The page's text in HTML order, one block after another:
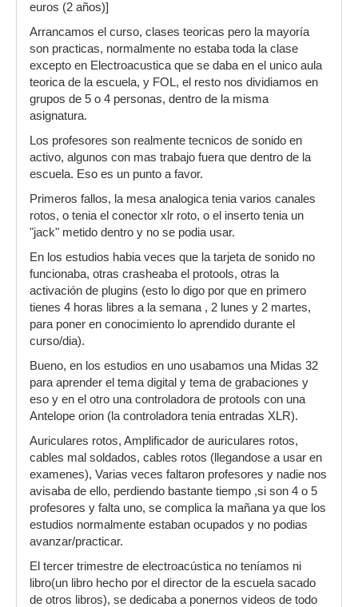
euros (2 años)]
Arrancamos el curso, clases teoricas pero la mayoría
son practicas, normalmente no estaba toda la clase
excepto en Electroacustica que se daba en el unico aula
teorica de la escuela, y FOL, el resto nos dividiamos en
grupos de 5 o 4 personas, dentro de la misma
asignatura.
Los profesores son realmente tecnicos de sonido en
activo, algunos con mas trabajo fuera que dentro de la
escuela. Eso es un punto a favor.
Primeros fallos, la mesa analogica tenia varios canales
rotos, o tenia el conector xlr roto, o el inserto tenia un
"jack" metido dentro y no se podia usar.
En los estudios habia veces que la tarjeta de sonido no
funcionaba, otras crasheaba el protools, otras la
activación de plugins (esto lo digo por que en primero
tienes 4 horas libres a la semana , 2 lunes y 2 martes,
para poner en conocimiento lo aprendido durante el
curso/dia).
Bueno, en los estudios en uno usabamos una Midas 32
para aprender el tema digital y tema de grabaciones y
eso y en el otro una controladora de protools con una
Antelope orion (la controladora tenia entradas XLR).
Auriculares rotos, Amplificador de auriculares rotos,
cables mal soldados, cables rotos (llegandose a usar en
examenes), Varias veces faltaron profesores y nadie nos
avisaba de ello, perdiendo bastante tiempo ,si son 4 o 5
profesores y falta uno, se complica la mañana ya que los
estudios normalmente estaban ocupados y no podias
avanzar/practicar.
El tercer trimestre de electroacústica no teníamos ni
libro(un libro hecho por el director de la escuela sacado
de otros libros), se dedicaba a ponernos videos de todo